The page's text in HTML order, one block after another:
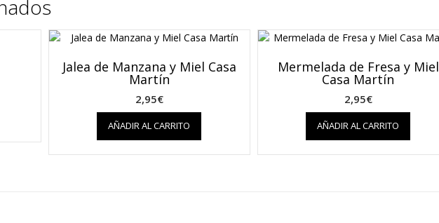
Jalea de Manzana y Miel Casa
Martín
2,95€
AÑADIR AL CARRITO
Mermelada de Fresa y Miel
Casa Martín
2,95€
AÑADIR AL CARRITO